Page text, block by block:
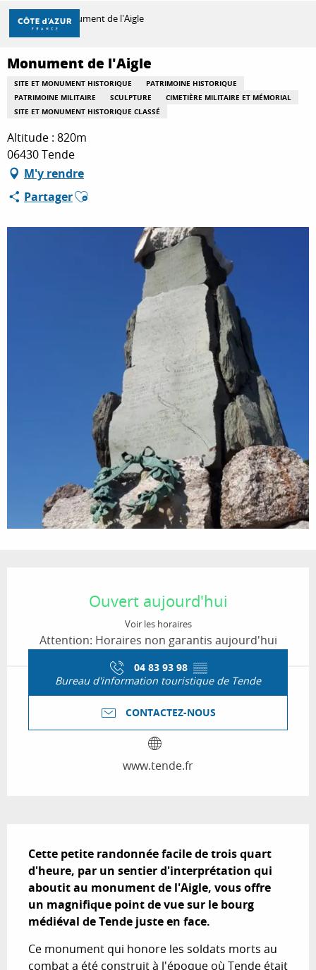
Aller
contenu
principal
DÉCOUVRIR
À FAIRE
SÉJOURNER
Accueil Monument de l'Aigle
Monument de l'Aigle
SITE ET MONUMENT HISTORIQUE
PATRIMOINE HISTORIQUE
PATRIMOINE MILITAIRE
SCULPTURE
CIMETIÈRE MILITAIRE ET MÉMORIAL
SITE ET MONUMENT HISTORIQUE CLASSÉ
Altitude : 820m
06430 Tende
M'y rendre
PartagerAjouter aux favoris
Ouvert aujourd'hui
Voir les horaires
Attention: Horaires non garantis aujourd'hui
04 83 93 98 ▒▒
Bureau d'information touristique de Tende
CONTACTEZ-NOUS
www.tende.fr
Cette petite randonnée facile de trois quart
d'heure, par un sentier d'interprétation qui
aboutit au monument de l'Aigle, vous offre
un magnifique point de vue sur le bourg
médiéval de Tende juste en face.
Ce monument qui honore les soldats morts au
combat a été construit à l'époque où Tende était